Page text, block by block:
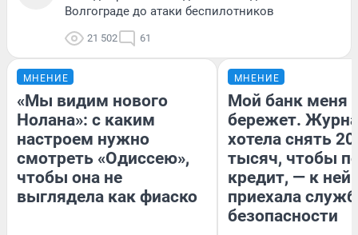
Волгограде до атаки беспилотников
21 502 61
МНЕНИЕ
«Мы видим нового
Нолана»: с каким
настроем нужно
смотреть «Одиссею»,
чтобы она не
выглядела как фиаско
МНЕНИЕ
Мой банк меня
бережет.
хотела снять
тысяч, чтобы
кредит, — к
приехала
безопасности